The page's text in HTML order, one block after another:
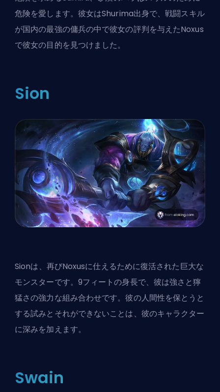
危険を愛します。彼女はShurima出身で、戦闘スキル
が国内の最強の傭兵の中で彼女の評判を与えたNoxus
で彼女の目的を見つけました。
Sion
Sionは、再びNoxusに仕えるために復活された巨大な
モンスターです。9フィートの身長で、彼は強さと獰
猛さの強力な組み合わせです。彼の人間性を保とうと
する試みとそれができないことは、彼のキャラクター
に深みを加えます。
Swain